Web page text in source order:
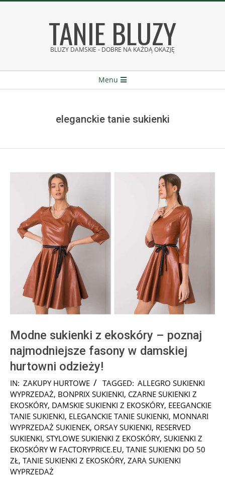
TANIE BLUZY
BLUZY DAMSKIE - DOBRE NA KAŻDĄ OKAZJĘ
Menu
eleganckie tanie sukienki
Modne sukienki z ekoskóry – poznaj
najmodniejsze fasony w damskiej
hurtowni odzieży!
2025-
08-
17
IN: ZAKUPY HURTOWE TAGGED: ALLEGRO SUKIENKI
WYPRZEDAŻ, BONPRIX SUKIENKI, CZARNE SUKIENKI Z
EKOSKÓRY, DAMSKIE SUKIENKI Z EKOSKÓRY, EEEGANCKIE
TANIE SUKIENKI, ELEGANCKIE TANIE SUKIENKI, MONNARI
WYPRZEDAŻ SUKIENEK, ORSAY SUKIENKI, RESERVED
SUKIENKI, STYLOWE SUKIENKI Z EKOSKÓRY, SUKIENKI Z
EKOSKÓRY W FACTORYPRICE.EU, TANIE SUKIENKI DO 50
ZŁ, TANIE SUKIENKI Z EKOSKÓRY, ZARA SUKIENKI
WYPRZEDAŻ